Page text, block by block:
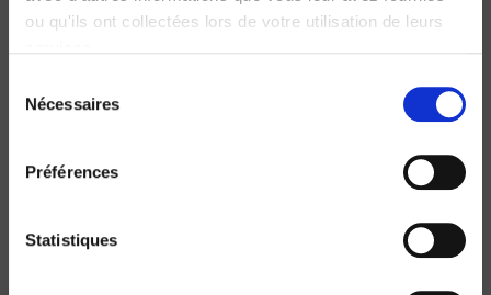
ou qu'ils ont collectées lors de votre utilisation de leurs
Nécessaires
Préférences
Statistiques
Une Constitution pour l'Europe?